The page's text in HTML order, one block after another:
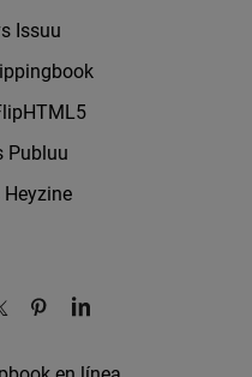
Issuu
Publuu